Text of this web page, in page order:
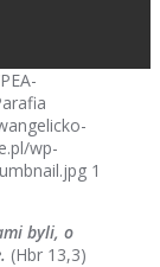
wp-
1
byli, o
(Hbr 13,3)